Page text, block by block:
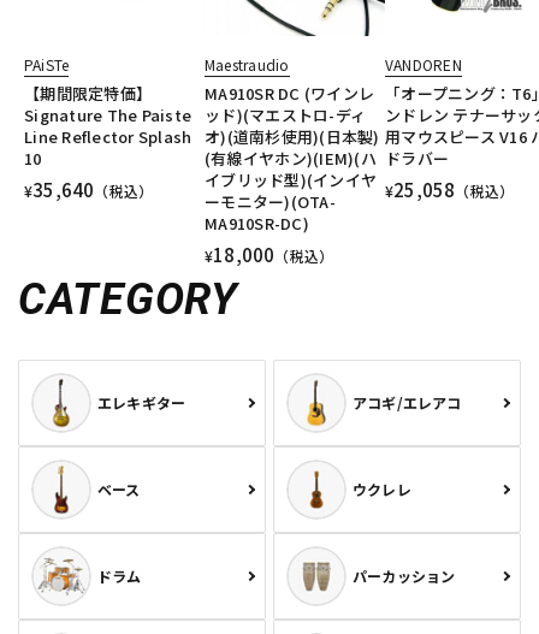
PAiSTe
【期間限定特価】
Signature The Paiste
Line Reflector Splash
10
¥35,640 （税込）
Maestraudio
MA910SR DC (ワインレ
ッド)(マエストロ-ディ
オ)(道南杉使用)(日本製)
(有線イヤホン)(IEM)(ハ
イブリッド型)(インイヤ
ーモニター)(OTA-
MA910SR-DC)
¥18,000 （税込）
VANDOREN
「オープニング：T6
ンドレン テナーサッ
用マウスピース V16
ドラバー
¥25,058 （税込）
CATEGORY
エレキギター アコギ/エレアコ
ベース ウクレレ
ドラム パーカッション